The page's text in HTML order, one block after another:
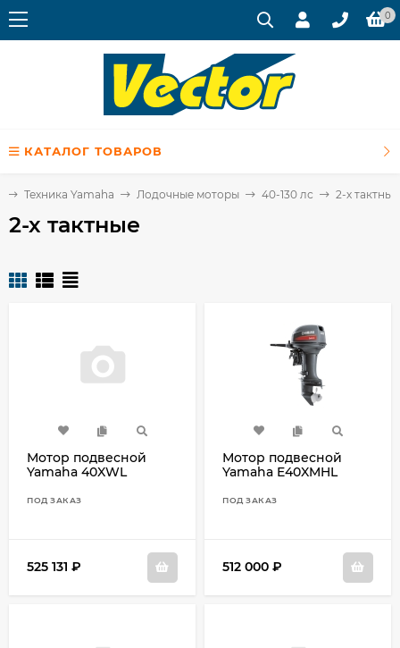
0
КАТАЛОГ ТОВАРОВ
Техника Yamaha Лодочные моторы 40-130 лс 2-х тактные
2-х тактные
Мотор подвесной
Yamaha 40XWL
ПОД ЗАКАЗ
525 131 ₽
Мотор подвесной
Yamaha E40XMHL
ПОД ЗАКАЗ
512 000 ₽